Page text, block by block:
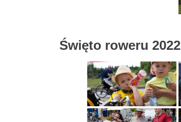
Święto roweru 2022